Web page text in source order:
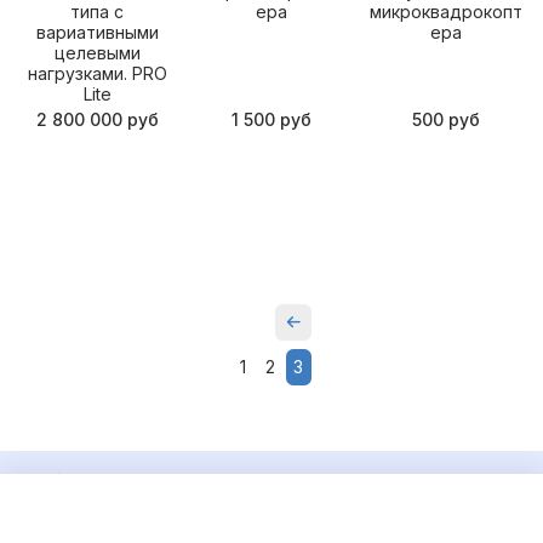
типа с
вариативными
целевыми
нагрузками. PRO
Lite
2 800 000 руб
ера
1 500 руб
микроквадрокопт
ера
500 руб
1 2 3